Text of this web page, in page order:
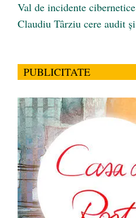
Val de incidente
Claudiu Târziu cere audit
PUBLICITATE